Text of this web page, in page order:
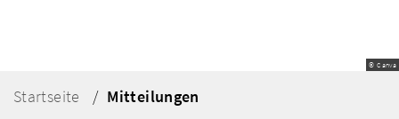
© Canva
Startseite Mitteilungen